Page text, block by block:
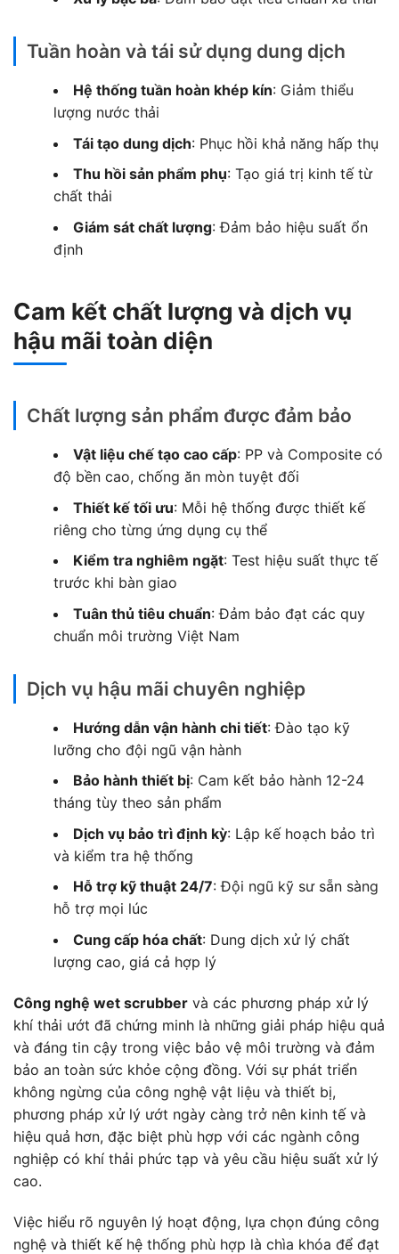
Tuần hoàn và tái sử dụng dung dịch
Hệ thống tuần hoàn khép kín: Giảm thiểu
lượng nước thải
Tái tạo dung dịch: Phục hồi khả năng hấp thụ
Thu hồi sản phẩm phụ: Tạo giá trị kinh tế từ
chất thải
Giám sát chất lượng: Đảm bảo hiệu suất ổn
định
Cam kết chất lượng và dịch vụ
hậu mãi toàn diện
Chất lượng sản phẩm được đảm bảo
Vật liệu chế tạo cao cấp: PP và Composite có
độ bền cao, chống ăn mòn tuyệt đối
Thiết kế tối ưu: Mỗi hệ thống được thiết kế
riêng cho từng ứng dụng cụ thể
Kiểm tra nghiêm ngặt: Test hiệu suất thực tế
trước khi bàn giao
Tuân thủ tiêu chuẩn: Đảm bảo đạt các quy
chuẩn môi trường Việt Nam
Dịch vụ hậu mãi chuyên nghiệp
Hướng dẫn vận hành chi tiết: Đào tạo kỹ
lưỡng cho đội ngũ vận hành
Bảo hành thiết bị: Cam kết bảo hành 12-24
tháng tùy theo sản phẩm
Dịch vụ bảo trì định kỳ: Lập kế hoạch bảo trì
và kiểm tra hệ thống
Hỗ trợ kỹ thuật 24/7: Đội ngũ kỹ sư sẵn sàng
hỗ trợ mọi lúc
Cung cấp hóa chất: Dung dịch xử lý chất
lượng cao, giá cả hợp lý
Công nghệ wet scrubber và các phương pháp xử lý
khí thải ướt đã chứng minh là những giải pháp hiệu quả
và đáng tin cậy trong việc bảo vệ môi trường và đảm
bảo an toàn sức khỏe cộng đồng. Với sự phát triển
không ngừng của công nghệ vật liệu và thiết bị,
phương pháp xử lý ướt ngày càng trở nên kinh tế và
hiệu quả hơn, đặc biệt phù hợp với các ngành công
nghiệp có khí thải phức tạp và yêu cầu hiệu suất xử lý
cao.
Việc hiểu rõ nguyên lý hoạt động, lựa chọn đúng công
nghệ và thiết kế hệ thống phù hợp là chìa khóa để đạt